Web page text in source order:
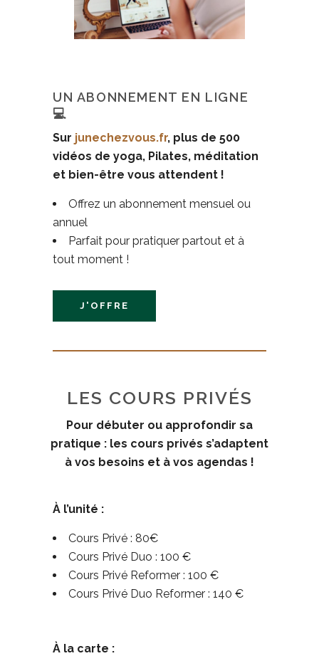
UN ABONNEMENT EN LIGNE
💻
Sur junechezvous.fr, plus de 500
vidéos de yoga, Pilates, méditation
et bien-être vous attendent !
Offrez un abonnement mensuel ou
annuel
Parfait pour pratiquer partout et à
tout moment !
J'OFFRE
LES COURS PRIVÉS
Pour débuter ou approfondir sa
pratique : les cours privés s’adaptent
à vos besoins et à vos agendas !
À l’unité :
Cours Privé : 80€
Cours Privé Duo : 100 €
Cours Privé Reformer : 100 €
Cours Privé Duo Reformer : 140 €
À la carte :